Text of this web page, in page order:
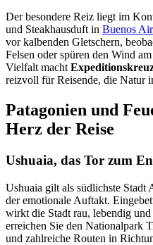
Der besondere Reiz liegt im
und Steakhausduft in Buenos
vor kalbenden Gletschern,
Felsen oder spüren den Wind
Vielfalt macht
reizvoll für Reisende, die Natur
Patagonien und
Herz der Reise
Ushuaia, das Tor zum
Ushuaia gilt als südlichste Stadt
der emotionale Auftakt.
wirkt die Stadt rau, lebendig
erreichen Sie den Nationalpark
und zahlreiche Routen in